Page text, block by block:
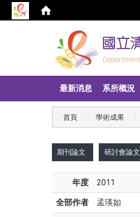
最新消息 系所概況
首頁 學術成果
期刊論文 研討會論文
年度 2011
全部作者 孟瑛如